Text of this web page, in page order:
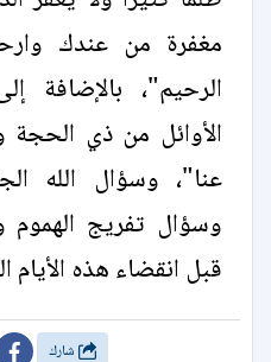
مغفرة من عندك
الرحيم"، بالإضافة
الأوائل من ذي
عنا"، وسؤال الله
وسؤال تفريج الهموم
قبل انقضاء هذه الأيام